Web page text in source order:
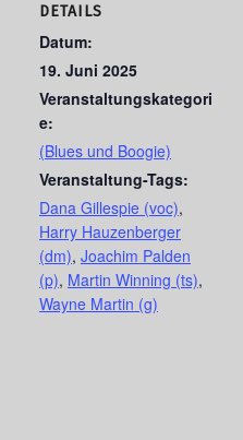
DETAILS
Datum:
19. Juni 2025
Veranstaltungskategori
e:
(Blues und Boogie)
Veranstaltung-Tags:
Dana Gillespie (voc),
Harry Hauzenberger
(dm), Joachim Palden
(p), Martin Winning (ts),
Wayne Martin (g)